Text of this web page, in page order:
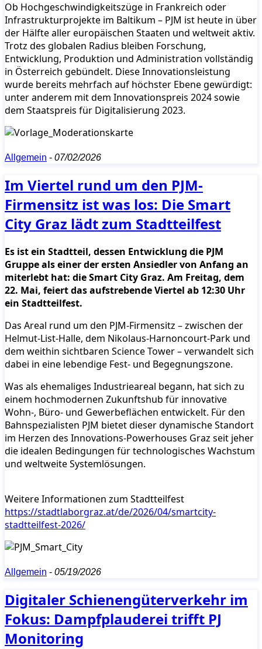
Ob Hochgeschwindigkeitszüge in Frankreich oder
Infrastrukturprojekte im Baltikum – PJM ist heute in über
der Hälfte aller europäischen Staaten und weltweit aktiv.
Trotz des globalen Radius bleiben Forschung,
Entwicklung, Produktion und Administration vollständig
in Österreich gebündelt. Diese Innovationsleistung
wurde bereits mehrfach auf höchster Ebene gewürdigt:
unter anderem mit dem Innovationspreis 2024 sowie
dem Staatspreis für Digitalisierung 2023.
Allgemein - 07/02/2026
Im Viertel rund um den PJM-
Firmensitz ist was los: Die Smart
City Graz lädt zum Stadtteilfest
Es ist ein Stadtteil, dessen Entwicklung die PJM
Gruppe als einer der ersten Ansiedler von Anfang an
miterlebt hat: die Smart City Graz. Am Freitag, dem
22. Mai, feiert das aufstrebende Viertel ab 12:30 Uhr
ein Stadtteilfest.
Das Areal rund um den PJM-Firmensitz – zwischen der
Helmut-List-Halle, dem Nikolaus-Harnoncourt-Park und
dem weithin sichtbaren Science Tower – verwandelt sich
dabei in eine lebendige Fest- und Begegnungszone.
Was als ehemaliges Industrieareal begann, hat sich zu
einem hochmodernen Zukunftshub für innovative
Wohn-, Büro- und Gewerbeflächen entwickelt. Für den
Bahnspezialisten PJM bietet dieser dynamische Standort
im Herzen des Innovations-Powerhouses Graz seit jeher
die idealen Bedingungen für technologisches Wachstum
und weltweite Systemlösungen.
Weitere Informationen zum Stadtteilfest
https://stadtlaborgraz.at/de/2026/04/smartcity-
stadtteilfest-2026/
Allgemein - 05/19/2026
Digitaler Schienengüterverkehr im
Fokus: Dampfplauderei trifft PJ
Monitoring